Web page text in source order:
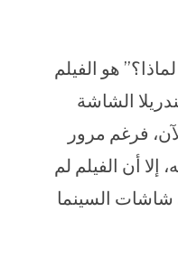
هو الفيلم
الشاشة
فرغم مرور
إلا أن الفيلم لم
السينما